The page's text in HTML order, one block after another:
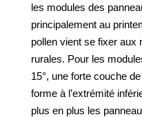
les modules des
principalement au
pollen vient se fixer aux
rurales. Pour les
15°, une forte couche
forme à l’extrémité
plus en plus les